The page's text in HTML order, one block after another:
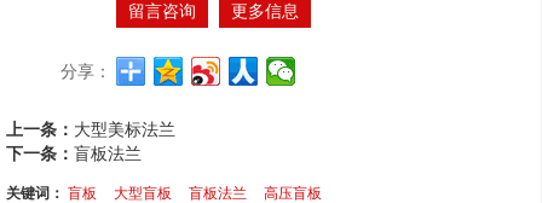
留言咨询 更多信息
分享：
上一条： 大型美标法兰
下一条： 盲板法兰
关键词： 盲板 大型盲板 盲板法兰 高压盲板